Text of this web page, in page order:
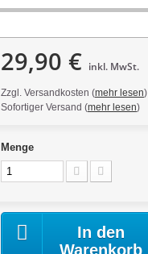
29,90 € inkl. MwSt.
Zzgl. Versandkosten (mehr lesen)
Sofortiger Versand (mehr lesen)
Menge
In den
Warenkorb